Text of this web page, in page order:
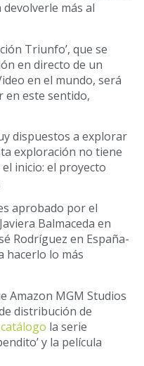
más al
Triunfo’, que se
en directo de un
en el mundo, será
en este sentido,
dispuestos a explorar
exploración no tiene
inicio: el proyecto
aprobado por el
Balmaceda en
Rodríguez en España-
hacerlo lo más
Amazon MGM Studios
distribución de
la serie
y la película